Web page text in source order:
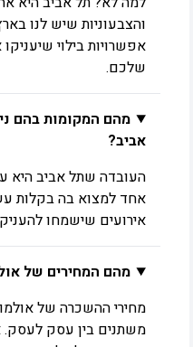
והצבעוניות שיש לנו
אפשרויות בילוי
שלכם.
מהם המקומות בהם
אביב?
העובדה שתל אביב היא
אחד למצוא בה בקלות
אירועים שישמחו
מהם המחירים של
מחירי ההשכרה של
משתנים בין עסק